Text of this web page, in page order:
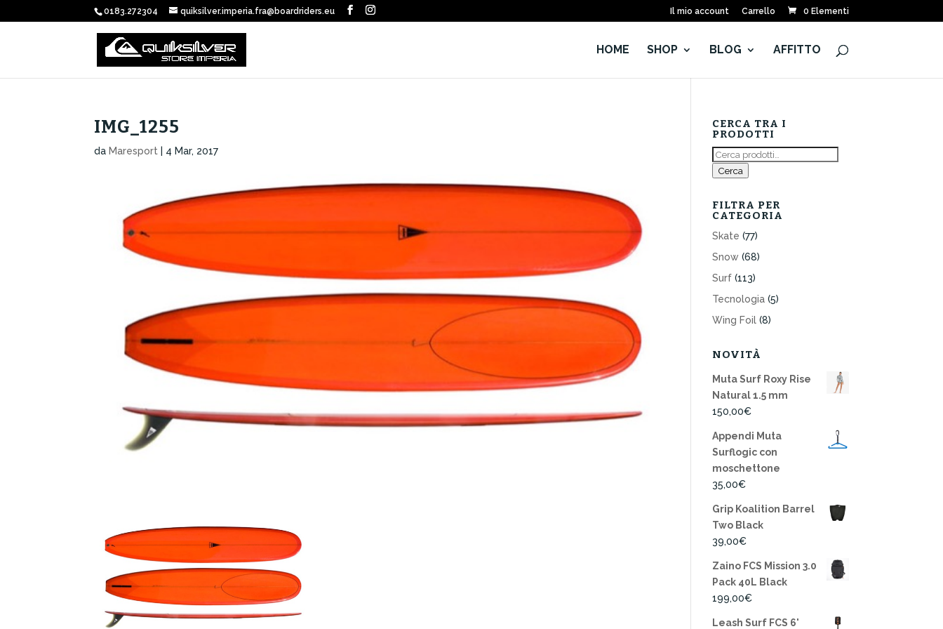
0183.272304 quiksilver.imperia.fra@boardriders.eu Il mio account Carrello 0 Elementi
HOME SHOP BLOG AFFITTO
IMG_1255
da Maresport 4 Mar, 2017
CERCA TRA I
PRODOTTI
Cerca:
Cerca
FILTRA PER
CATEGORIA
Skate (77)
Snow (68)
Surf (113)
Tecnologia (5)
Wing Foil (8)
NOVITÀ
Muta Surf Roxy Rise
Natural 1.5 mm
150,00€
Appendi Muta
Surflogic con
moschettone
35,00€
Grip Koalition Barrel
Two Black
39,00€
Zaino FCS Mission 3.0
Pack 40L Black
199,00€
Leash Surf FCS 6'